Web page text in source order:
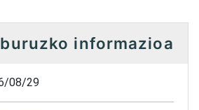
informazioa
08/29